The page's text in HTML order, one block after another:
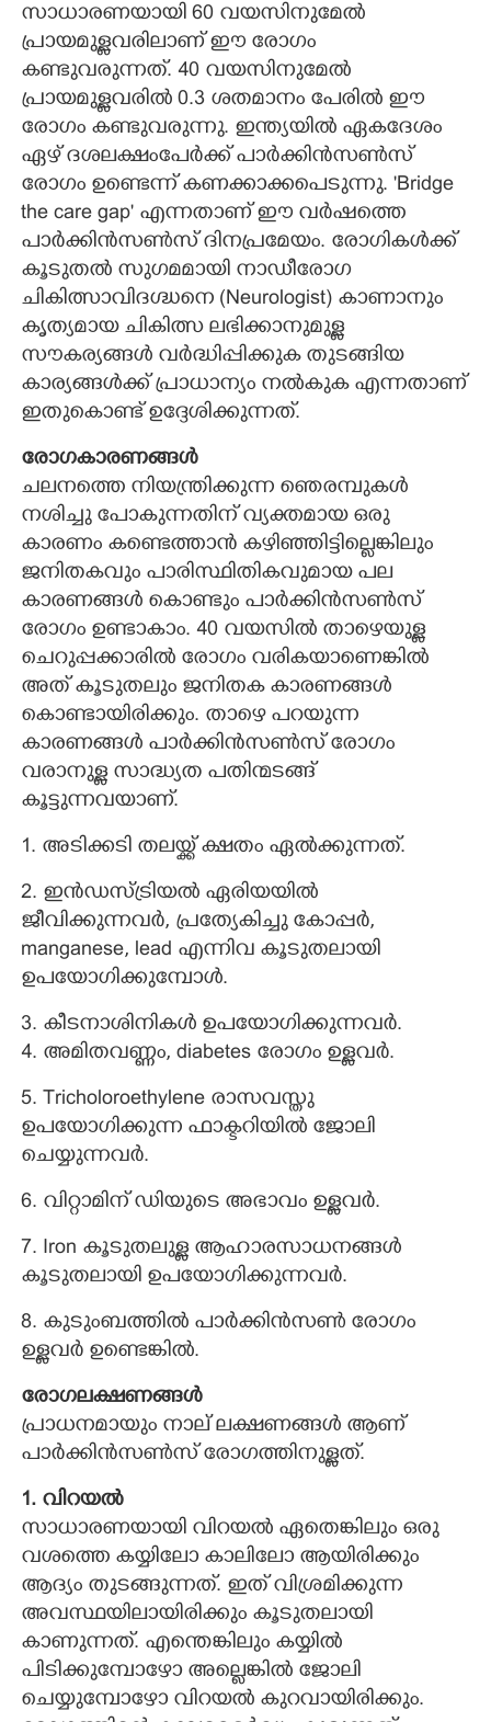
സാധാരണയായി 60 വയസിനുമേല്‍
പ്രായമുള്ളവരിലാണ് ഈ രോഗം
കണ്ടുവരുന്നത്. 40 വയസിനുമേല്‍
പ്രായമുള്ളവരില്‍ 0.3 ശതമാനം പേരില്‍ ഈ
രോഗം കണ്ടുവരുന്നു. ഇന്ത്യയില്‍ ഏകദേശം
ഏഴ് ദശലക്ഷംപേര്‍ക്ക് പാര്‍ക്കിന്‍സണ്‍സ്
രോഗം ഉണ്ടെന്ന് കണക്കാക്കപെടുന്നു. 'Bridge
the care gap' എന്നതാണ് ഈ വര്‍ഷത്തെ
പാര്‍ക്കിന്‍സണ്‍സ് ദിനപ്രമേയം. രോഗികള്‍ക്ക്
കൂടുതല്‍ സുഗമമായി നാഡീരോഗ
ചികിത്സാവിദഗ്ദ്ധനെ (Neurologist) കാണാനും
കൃത്യമായ ചികിത്സ ലഭിക്കാനുമുള്ള
സൗകര്യങ്ങള്‍ വര്‍ദ്ധിപ്പിക്കുക തുടങ്ങിയ
കാര്യങ്ങള്‍ക്ക് പ്രാധാന്യം നല്‍കുക എന്നതാണ്
ഇതുകൊണ്ട് ഉദ്ദേശിക്കുന്നത്.
രോഗകാരണങ്ങള്‍
ചലനത്തെ നിയന്ത്രിക്കുന്ന ഞെരമ്പുകള്‍
നശിച്ചു പോകുന്നതിന് വ്യക്തമായ ഒരു
കാരണം കണ്ടെത്താന്‍ കഴിഞ്ഞിട്ടില്ലെങ്കിലും
ജനിതകവും പാരിസ്ഥിതികവുമായ പല
കാരണങ്ങള്‍ കൊണ്ടും പാര്‍ക്കിന്‍സണ്‍സ്
രോഗം ഉണ്ടാകാം. 40 വയസില്‍ താഴെയുള്ള
ചെറുപ്പക്കാരില്‍ രോഗം വരികയാണെങ്കില്‍
അത് കൂടുതലും ജനിതക കാരണങ്ങള്‍
കൊണ്ടായിരിക്കും. താഴെ പറയുന്ന
കാരണങ്ങള്‍ പാര്‍ക്കിന്‍സണ്‍സ് രോഗം
വരാനുള്ള സാദ്ധ്യത പതിന്മടങ്ങ്
കൂട്ടുന്നവയാണ്.
1. അടിക്കടി തലയ്ക്ക് ക്ഷതം ഏല്‍ക്കുന്നത്.
2. ഇന്‍ഡസ്ട്രിയല്‍ ഏരിയയില്‍
ജീവിക്കുന്നവര്‍, പ്രത്യേകിച്ചു കോപ്പര്‍,
manganese, lead എന്നിവ കൂടുതലായി
ഉപയോഗിക്കുമ്പോള്‍.
3. കീടനാശിനികള്‍ ഉപയോഗിക്കുന്നവര്‍.
4. അമിതവണ്ണം, diabetes രോഗം ഉള്ളവര്‍.
5. Tricholoroethylene രാസവസ്തു
ഉപയോഗിക്കുന്ന ഫാക്ടറിയില്‍ ജോലി
ചെയ്യുന്നവര്‍.
6. വിറ്റാമിന് ഡിയുടെ അഭാവം ഉള്ളവര്‍.
7. Iron കൂടുതലുള്ള ആഹാരസാധനങ്ങള്‍
കൂടുതലായി ഉപയോഗിക്കുന്നവര്‍.
8. കുടുംബത്തില്‍ പാര്‍ക്കിന്‍സണ്‍ രോഗം
ഉള്ളവര്‍ ഉണ്ടെങ്കില്‍.
രോഗലക്ഷണങ്ങള്‍
പ്രാധനമായും നാല് ലക്ഷണങ്ങള്‍ ആണ്
പാര്‍ക്കിന്‍സണ്‍സ് രോഗത്തിനുള്ളത്.
1. വിറയല്‍
സാധാരണയായി വിറയല്‍ ഏതെങ്കിലും ഒരു
വശത്തെ കയ്യിലോ കാലിലോ ആയിരിക്കും
ആദ്യം തുടങ്ങുന്നത്. ഇത് വിശ്രമിക്കുന്ന
അവസ്ഥയിലായിരിക്കും കൂടുതലായി
കാണുന്നത്. എന്തെങ്കിലും കയ്യില്‍
പിടിക്കുമ്പോഴോ അല്ലെങ്കില്‍ ജോലി
ചെയ്യുമ്പോഴോ വിറയല്‍ കുറവായിരിക്കും.